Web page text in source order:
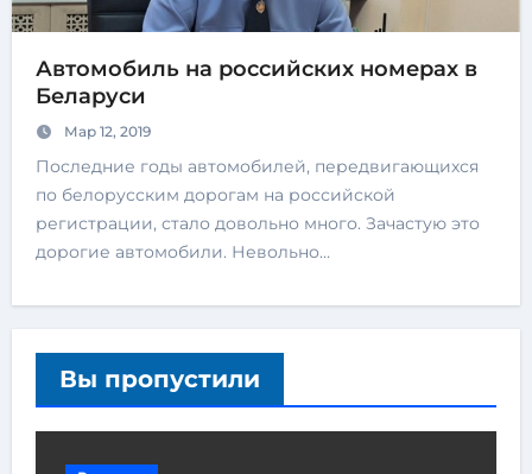
Автомобиль на российских номерах в
Беларуси
Мар 12, 2019
Последние годы автомобилей, передвигающихся
по белорусским дорогам на российской
регистрации, стало довольно много. Зачастую это
дорогие автомобили. Невольно…
Вы пропустили